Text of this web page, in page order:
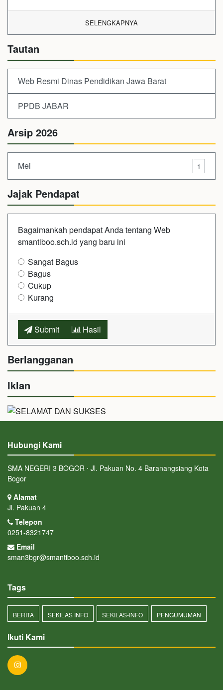
SELENGKAPNYA
Tautan
Web Resmi Dinas Pendidikan Jawa Barat
PPDB JABAR
Arsip 2026
Mei 1
Jajak Pendapat
Bagaimankah pendapat Anda tentang Web
smantiboo.sch.id yang baru ini
Sangat Bagus
Bagus
Cukup
Kurang
Submit Hasil
Berlangganan
Iklan
Hubungi Kami
SMA NEGERI 3 BOGOR ⋅ Jl. Pakuan No. 4 Baranangsiang Kota
Bogor
Alamat
Jl. Pakuan 4
Telepon
0251-8321747
Email
sman3bgr@smantiboo.sch.id
Tags
BERITA SEKILAS INFO SEKILAS-INFO PENGUMUMAN
Ikuti Kami